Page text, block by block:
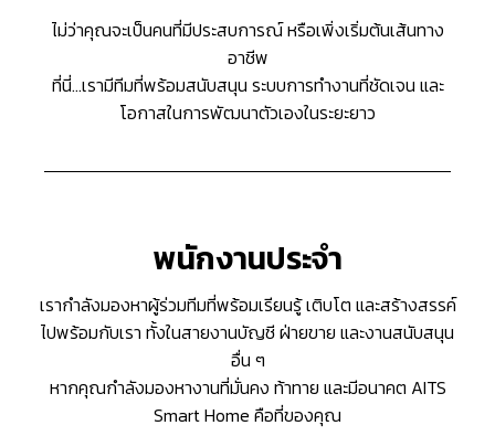
ไม่ว่าคุณจะเป็นคนที่มีประสบการณ์ หรือเพิ่งเริ่มต้นเส้นทาง
อาชีพ
ที่นี่…เรามีทีมที่พร้อมสนับสนุน ระบบการทำงานที่ชัดเจน และ
โอกาสในการพัฒนาตัวเองในระยะยาว
พนักงานประจำ
เรากำลังมองหาผู้ร่วมทีมที่พร้อมเรียนรู้ เติบโต และสร้างสรรค์
ไปพร้อมกับเรา ทั้งในสายงานบัญชี ฝ่ายขาย และงานสนับสนุน
อื่น ๆ
หากคุณกำลังมองหางานที่มั่นคง ท้าทาย และมีอนาคต AITS
Smart Home คือที่ของคุณ